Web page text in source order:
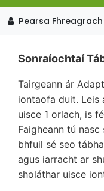
Pearsa Fhreagrach
Sonraíochtaí
Tairgeann ár
iontaofa duit. Leis
uisce 1 orlach, is
Faigheann tú
bhfuil sé seo
agus iarracht ar
sholáthar uisce